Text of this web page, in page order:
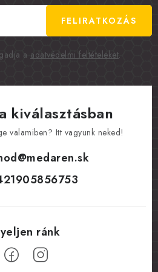
a adatvédelmi feltételeket.
FELIRATKOZÁS
kiválasztásban
valamiben? Itt vagyunk neked!
@medaren.sk